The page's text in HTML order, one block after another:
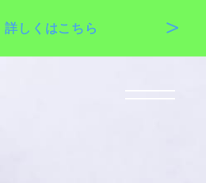
詳しくはこちら